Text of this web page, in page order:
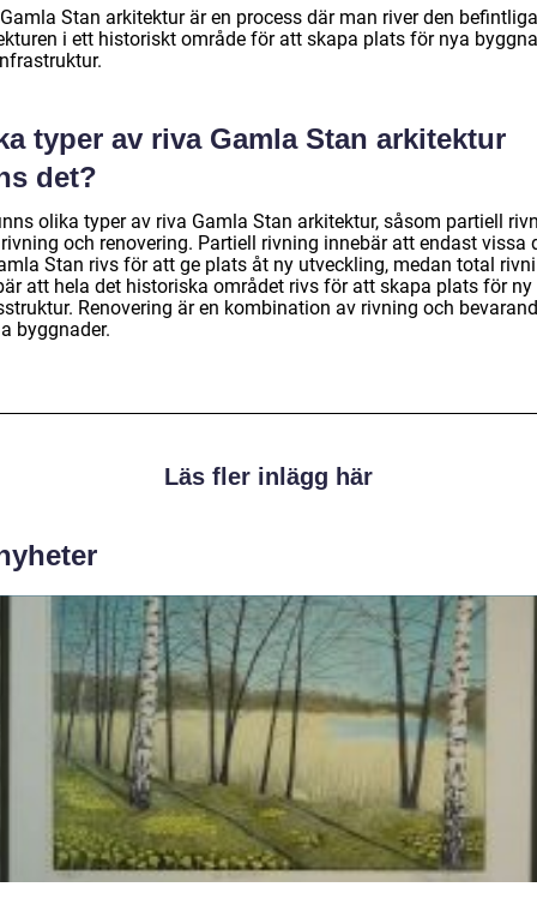
Stan arkitektur är en process där man river den befintliga
i ett historiskt område för att skapa plats för nya
typer av riva Gamla Stan arkitektur
det?
olika typer av riva Gamla Stan arkitektur, såsom partiell
och renovering. Partiell rivning innebär att endast vissa
Stan rivs för att ge plats åt ny utveckling, medan total
att hela det historiska området rivs för att skapa plats för ny
Renovering är en kombination av rivning och
byggnader.
Läs fler inlägg här